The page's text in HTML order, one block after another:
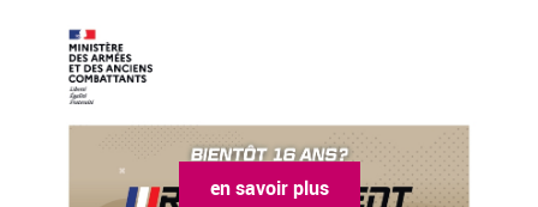
en savoir plus